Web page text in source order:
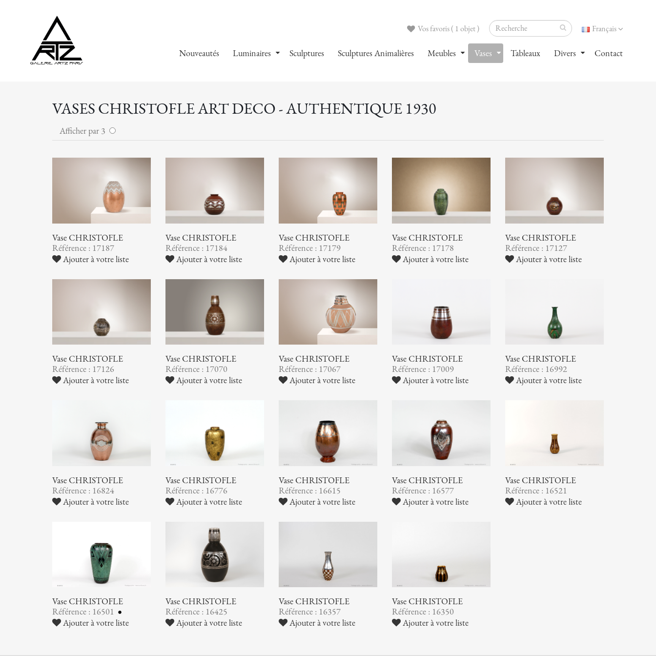
Français
Vos favoris ( 1 objet )
Nouveautés Luminaires Sculptures Sculptures Animalières Meubles Vases Tableaux Divers Contact
VASES CHRISTOFLE ART DECO - AUTHENTIQUE 1930
Afficher par 3
Vase CHRISTOFLE
Référence : 17187
Ajouter à votre liste
Vase CHRISTOFLE
Référence : 17184
Ajouter à votre liste
Vase CHRISTOFLE
Référence : 17179
Ajouter à votre liste
Vase CHRISTOFLE
Référence : 17178
Ajouter à votre liste
Vase CHRISTOFLE
Référence : 17127
Ajouter à votre liste
Vase CHRISTOFLE
Référence : 17126
Ajouter à votre liste
Vase CHRISTOFLE
Référence : 17070
Ajouter à votre liste
Vase CHRISTOFLE
Référence : 17067
Ajouter à votre liste
Vase CHRISTOFLE
Référence : 17009
Ajouter à votre liste
Vase CHRISTOFLE
Référence : 16992
Ajouter à votre liste
Vase CHRISTOFLE
Référence : 16824
Ajouter à votre liste
Vase CHRISTOFLE
Référence : 16776
Ajouter à votre liste
Vase CHRISTOFLE
Référence : 16615
Ajouter à votre liste
Vase CHRISTOFLE
Référence : 16577
Ajouter à votre liste
Vase CHRISTOFLE
Référence : 16521
Ajouter à votre liste
Vase CHRISTOFLE
Référence : 16501
Ajouter à votre liste
Vase CHRISTOFLE
Référence : 16425
Ajouter à votre liste
Vase CHRISTOFLE
Référence : 16357
Ajouter à votre liste
Vase CHRISTOFLE
Référence : 16350
Ajouter à votre liste